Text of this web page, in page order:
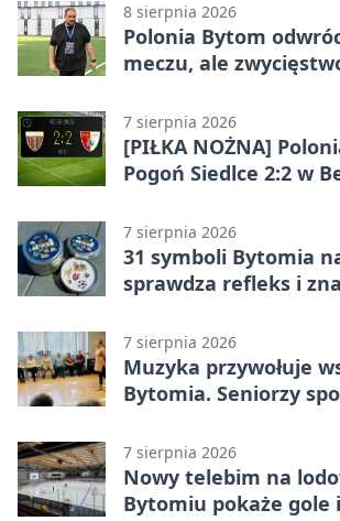
8 sierpnia 2026
Polonia Bytom
meczu, ale
7 sierpnia 2026
[PIŁKA NOŻNA]
Pogoń Siedlce 2:2 w
ale stracili zwycięstwo
7 sierpnia 2026
31 symboli Bytomia
sprawdza refleks i
7 sierpnia 2026
Muzyka przywołuje
Bytomia. Seniorzy
7 sierpnia 2026
Nowy telebim na
Bytomiu pokaże gole